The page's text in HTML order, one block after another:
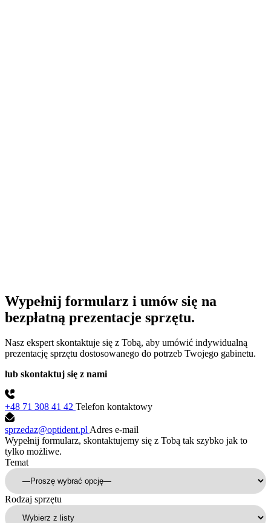
Wypełnij formularz i umów się na
bezpłatną prezentacje sprzętu.
Nasz ekspert skontaktuje się z Tobą, aby umówić indywidualną
prezentację sprzętu dostosowanego do potrzeb Twojego gabinetu.
lub skontaktuj się z nami
+48 71 308 41 42 Telefon kontaktowy
sprzedaz@optident.plAdres e-mail
Wypełnij formularz, skontaktujemy się z Tobą tak szybko jak to
tylko możliwe.
Temat
Rodzaj sprzętu